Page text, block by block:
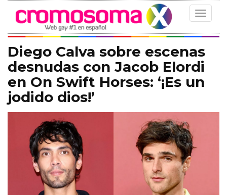
Toggle
Diego Calva sobre escenas
desnudas con Jacob Elordi
en On Swift Horses: ‘¡Es un
jodido dios!’